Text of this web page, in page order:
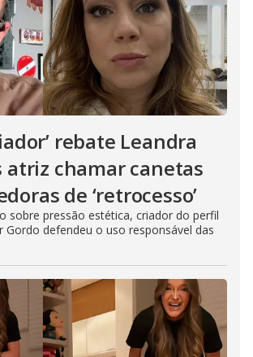
rebate Leandra
atriz chamar canetas
de ‘retrocesso’
sobre pressão estética, criador do perfil
Gordo defendeu o uso responsável das